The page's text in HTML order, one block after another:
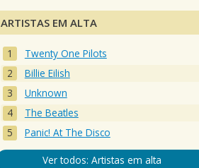
ARTISTAS EM ALTA
Twenty One Pilots
Billie Eilish
Unknown
The Beatles
Panic! At The Disco
Ver todos: Artistas em alta